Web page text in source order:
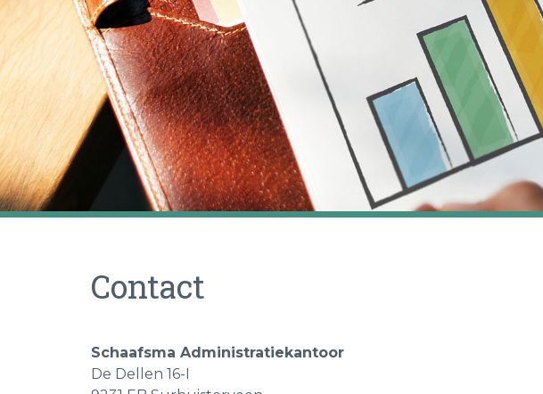
Contact
Schaafsma Administratiekantoor
De Dellen 16-I